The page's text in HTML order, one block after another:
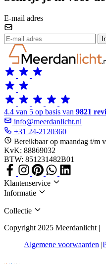
E-mail adres
4.4 van 5 op basis van 9821
info@meerdanlicht.nl
+31 24-2120360
Bereikbaar op maandag t/m
KvK: 88869032
BTW: 851231482B01
Klantenservice
Informatie
Collectie
Copyright 2025 Meerdanlicht |
Algemene voorwaarden